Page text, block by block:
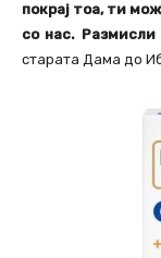
покрај тоа, ти
со нас. Размисли
старата Дама до